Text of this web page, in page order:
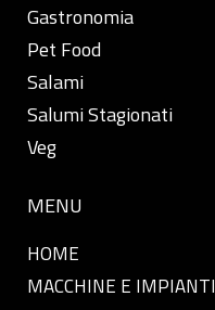
Gastronomia
Pet Food
Salami
Salumi Stagionati
Veg
MENU
HOME
MACCHINE E IMPIANTI